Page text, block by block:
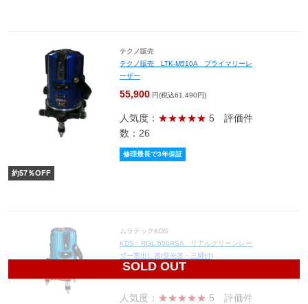
テクノ販売
テクノ販売 LTK-M510A プライマリーレ
ーザー
55,900 円(税込61,490円)
人気度： ★★★★★ 5 評価件
数：26
修理最長で3年保証
約57％OFF
SOLD OUT
ムラテックKDS
KDS RGL-500RSA リアルグリーンレー
ザー墨出し器(受光器・三脚付)
60,300
人気度： ★★★★★ 5 評価件